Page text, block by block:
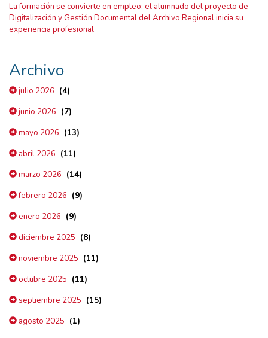
La formación se convierte en empleo: el alumnado del proyecto de
Digitalización y Gestión Documental del Archivo Regional inicia su
experiencia profesional
Archivo
julio 2026 (4)
junio 2026 (7)
mayo 2026 (13)
abril 2026 (11)
marzo 2026 (14)
febrero 2026 (9)
enero 2026 (9)
diciembre 2025 (8)
noviembre 2025 (11)
octubre 2025 (11)
septiembre 2025 (15)
agosto 2025 (1)